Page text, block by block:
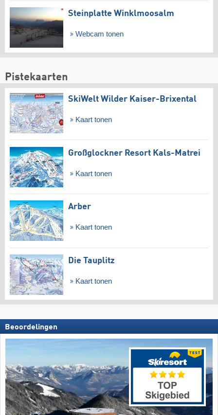
Steinplatte Winklmoosalm
Webcam tonen
Pistekaarten
SkiWelt Wilder Kaiser-Brixental
Kaart tonen
Großglockner Resort Kals-Matrei
Kaart tonen
Arber
Kaart tonen
Die Tauplitz
Kaart tonen
Beoordelingen